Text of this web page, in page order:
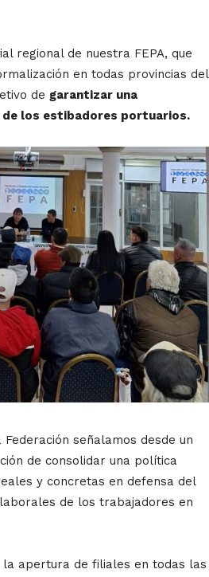
regional de nuestra FEPA, que
en todas provincias del
de garantizar una
los estibadores portuarios.
señalamos desde un
de consolidar una política
y concretas en defensa del
de los trabajadores en
la apertura de filiales en todas las